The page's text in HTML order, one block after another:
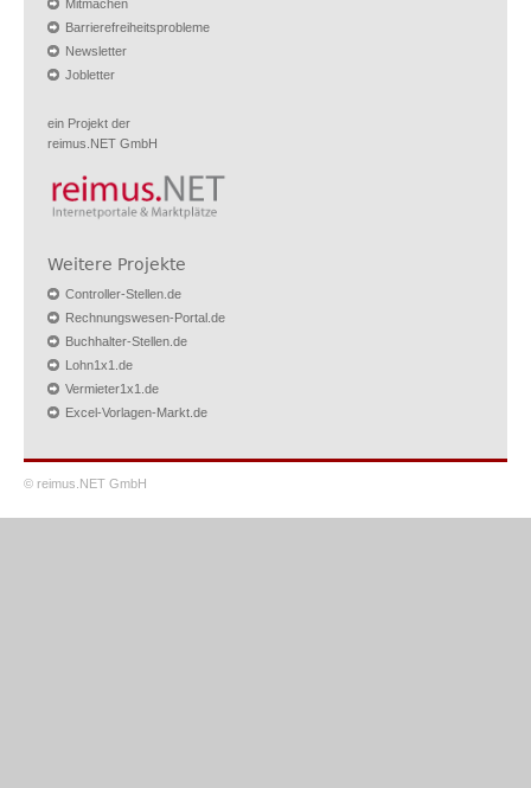
Mitmachen
Barrierefreiheitsprobleme
Newsletter
Jobletter
ein Projekt der
reimus.NET GmbH
Weitere Projekte
Controller-Stellen.de
Rechnungswesen-Portal.de
Buchhalter-Stellen.de
Lohn1x1.de
Vermieter1x1.de
Excel-Vorlagen-Markt.de
© reimus.NET GmbH